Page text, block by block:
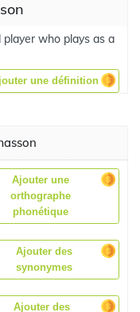
who plays as a
une définition
Ajouter une
orthographe
phonétique
Ajouter des
synonymes
Ajouter des